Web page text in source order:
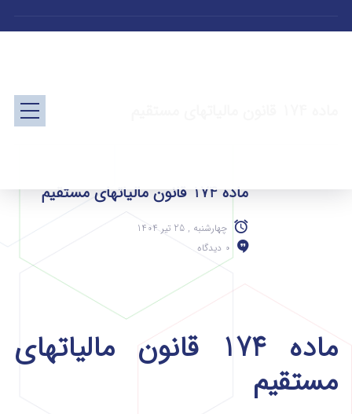
ماده 174 قانون مالیاتهای مستقیم
چهارشنبه , 25 تیر 1404
0 دیدگاه
ماده 174 قانون مالیاتهای
مستقیم